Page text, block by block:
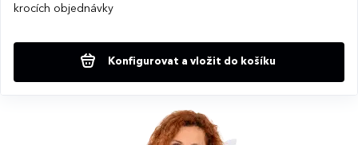
krocích objednávky
Konfigurovat a vložit do košíku